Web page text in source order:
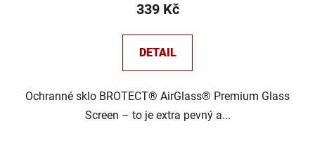
339 Kč
DETAIL
Ochranné sklo BROTECT® AirGlass® Premium Glass
Screen – to je extra pevný a...